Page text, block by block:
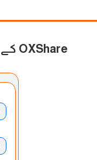
OXShare کے ساتھ تجارت شروع کریں۔